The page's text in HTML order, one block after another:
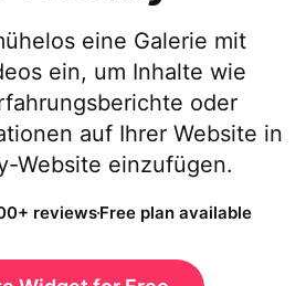
eine Galerie mit
ein, um Inhalte wie
oder
auf Ihrer Website in
Website einzufügen.
reviewsFree plan available